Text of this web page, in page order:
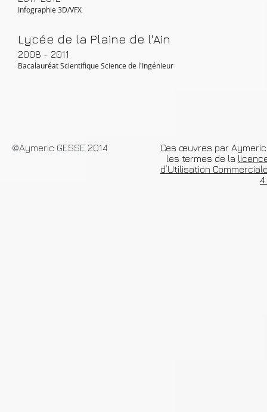
Infographie 3D/VFX
Lycée de la Plaine de l'Ain
​2008 - 2011
Bacalauréat Scientifique Science de l'Ingénieur
©Aymeric GESSE 2014
Ces œuvres par
les termes de la
d’Utilisation